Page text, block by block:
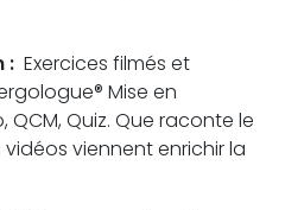
:
Exercices filmés et
Mise en
QCM, Quiz. Que raconte le
viennent enrichir la